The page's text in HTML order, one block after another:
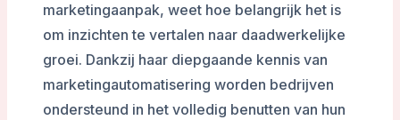
marketingaanpak, weet hoe belangrijk het is
om inzichten te vertalen naar daadwerkelijke
groei. Dankzij haar diepgaande kennis van
marketingautomatisering worden bedrijven
ondersteund in het volledig benutten van hun